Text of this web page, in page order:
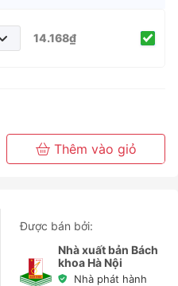
14.168₫
Thêm vào giỏ
Được bán bởi:
Nhà xuất bản Bách
khoa Hà Nội
Nhà phát hành